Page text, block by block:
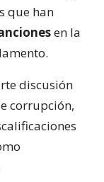
que han
en la
discusión
corrupción,